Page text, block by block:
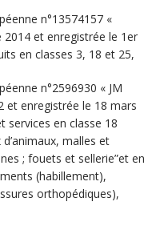
n°13574157 «
et enregistrée le 1er
en classes 3, 18 et 25,
n°2596930 « JM
et enregistrée le 18 mars
services en classe 18
malles et
; fouets et sellerie”et en
(habillement),
orthopédiques),